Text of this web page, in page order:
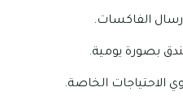
الفاكسات.
بصورة يومية.
الاحتياجات الخاصة.